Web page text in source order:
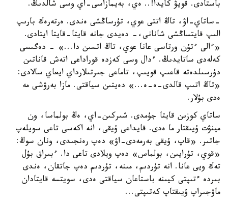
باستادى. قويۋ كايدا!.. ەي، بەيمازاسى-اي وسى شالدىڭ.
-ساتاي-اۋ، تاڭ اتتى عوي، تۇرساڭشى ەندى. ەرتەرەك بارىپ
الىپ قايتساڭشى شانانى،- دەيدى جانە قايتا-قايتا ايتادى.
«ءالى ءتۇن ورتاسى عانا عوي، تاڭ اتسىن دا...» - دەگىسى
كەلەدى ساتايدىڭ. ءدال وسى كەزدە قوراداعى اتەش قاناتىن
دۇرسىلدەتە قاعىپ قويىپ، تاماعى جىرتىلارداي ايعاي سالادى:
«تاڭ اتىپ قالدى-ە-ە...» دەيتىن سياقتى. مازا بەرۋشى مە
ەدى بۇلار.
ساتاي كوزىن قايتا جۇمدى. شىركىن-اي، ەڭ بولماسا، ون
مينۋت ۇيىقتار ما ەدى. قايداعى ۇيقى، انە اكەسى تاعى سويلەپ
جاتىر. «قاپ، ۇيقى بەرمەدى-اۋ» دەپ رەنجىدى، ونان سوڭ:
«قوي، تۇرايىن، بولماس» دەپ ويلادى تاعى دا. ءبىراق بۇل
تەك ويى عانا. انە تۇردىم، مىنە، تۇردىم دەپ جاتقان، ەندى
بىردە ءتىپتى كيىنە باستاعان سياقتى ەدى، سويتسە قايتادان
ماۋجىراپ ۇيىقتاپ كەتىپتى...